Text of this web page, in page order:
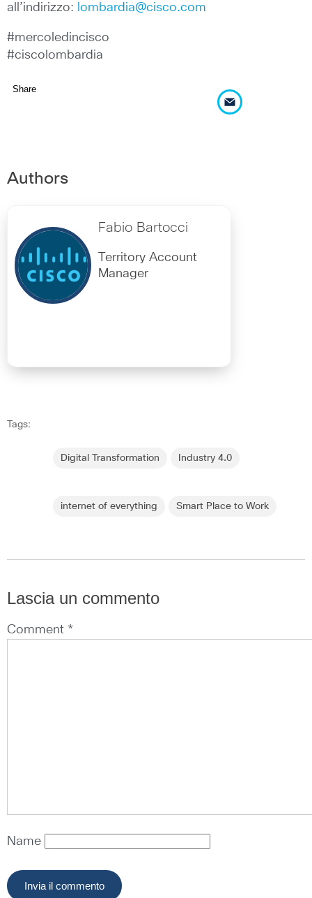
all’indirizzo: lombardia@cisco.com
#mercoledincisco
#ciscolombardia
Share
Authors
Fabio Bartocci
Territory Account
Manager
Tags:
Digital Transformation Industry 4.0
internet of everything Smart Place to Work
Lascia un commento
Comment *
Name